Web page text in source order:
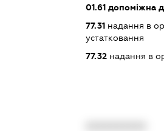
01.61допоміжна
77.31надання в
устатковання
77.32надання в